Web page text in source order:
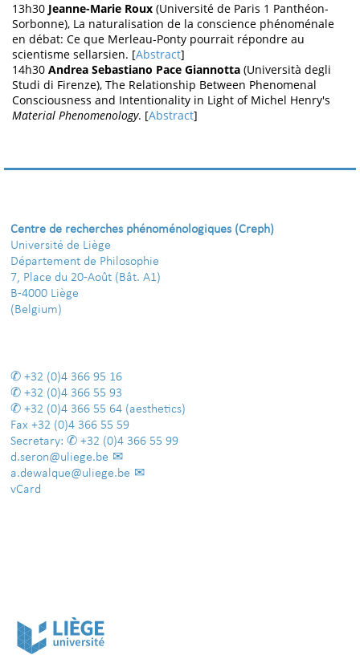
13h30 Jeanne-Marie Roux (Université de Paris 1 Panthéon-
Sorbonne), La naturalisation de la conscience phénoménale
en débat: Ce que Merleau-Ponty pourrait répondre au
scientisme sellarsien. [Abstract]
14h30 Andrea Sebastiano Pace Giannotta (Università degli
Studi di Firenze), The Relationship Between Phenomenal
Consciousness and Intentionality in Light of Michel Henry's
Material Phenomenology. [Abstract]
Centre de recherches phénoménologiques (Creph)
Université de Liège
Département de Philosophie
7, Place du 20-Août (Bât. A1)
B-4000 Liège
(Belgium)
+32 (0)4 366 95 16
+32 (0)4 366 55 93
+32 (0)4 366 55 64 (aesthetics)
Fax +32 (0)4 366 55 59
Secretary:
+32 (0)4 366 55 99
d.seron@uliege.be
a.dewalque@uliege.be
vCard